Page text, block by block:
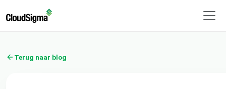
Terug naar blog